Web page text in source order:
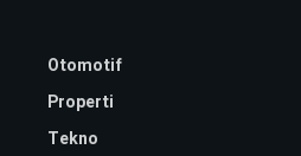
Otomotif
Properti
Tekno